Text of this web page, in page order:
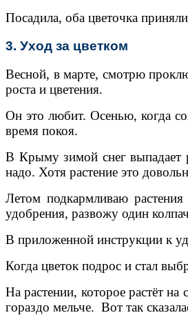
Посадила, оба цветочка
3. Уход за цветком
Весной, в марте, смотрю
роста и цветения.
Он это любит. Осенью, когда
время покоя.
В Крыму зимой снег выпадает
надо. Хотя растение это
Летом подкармливаю
удобрения, развожу один
В приложенной инструкции к
Когда цветок подрос и стал
На растении, которое растёт
гораздо мельче. Вот так